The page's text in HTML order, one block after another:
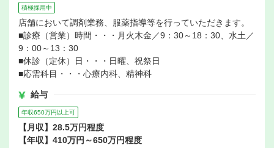
積極採用中
店舗において調剤業務、服薬指導等を行っていただきます。
■診療（営業）時間・・・月火木金／9：30～18：30、水土／
9：00～13：30
■休診（定休）日・・・日曜、祝祭日
■応需科目・・・心療内科、精神科
給与
年収650万円以上可
【月収】28.5万円程度
【年収】410万円～650万円程度